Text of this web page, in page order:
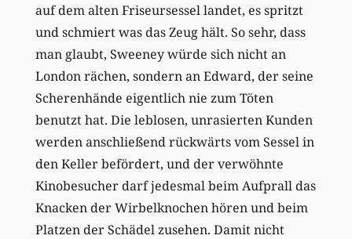
auf dem alten Friseursessel landet, es spritzt
und schmiert was das Zeug hält. So sehr, dass
man glaubt, Sweeney würde sich nicht an
London rächen, sondern an Edward, der seine
Scherenhände eigentlich nie zum Töten
benutzt hat. Die leblosen, unrasierten Kunden
werden anschließend rückwärts vom Sessel in
den Keller befördert, und der verwöhnte
Kinobesucher darf jedesmal beim Aufprall das
Knacken der Wirbelknochen hören und beim
Platzen der Schädel zusehen. Damit nicht